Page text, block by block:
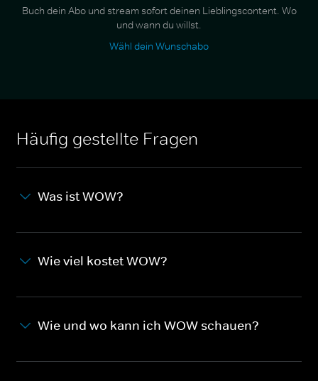
Buch dein Abo und stream sofort deinen Lieblingscontent. Wo
und wann du willst.
Wähl dein Wunschabo
Häufig gestellte Fragen
Was ist WOW?
Wie viel kostet WOW?
Wie und wo kann ich WOW schauen?